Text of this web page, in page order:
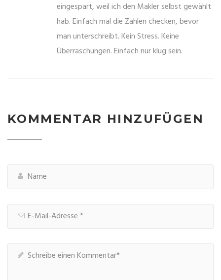
eingespart, weil ich den Makler selbst gewählt
hab. Einfach mal die Zahlen checken, bevor
man unterschreibt. Kein Stress. Keine
Überraschungen. Einfach nur klug sein.
KOMMENTAR HINZUFÜGEN